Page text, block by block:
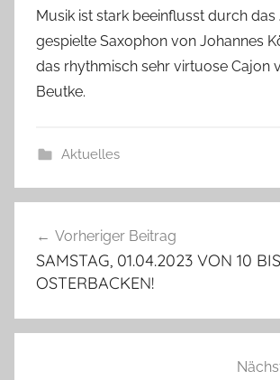
c
Musik ist stark beeinflusst durch
gespielte Saxophon von Johannes
das rhythmisch sehr virtuose Cajon
Beutke.
Aktuelles
Vorheriger Beitrag
SAMSTAG, 01.04.2023 VON 10
OSTERBACKEN!